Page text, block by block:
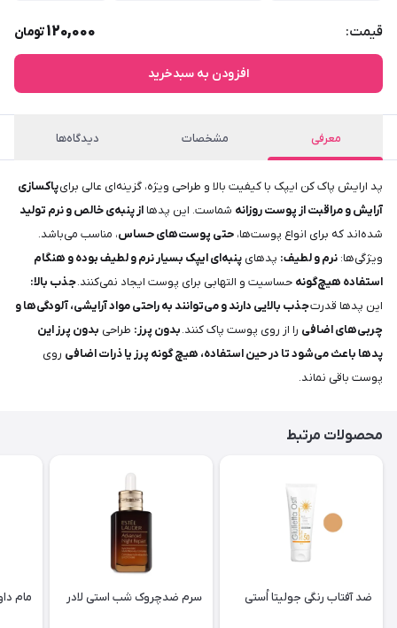
قیمت: 120,000تومان
افزودن به سبدخرید
معرفی مشخصات دیدگاه‌ها
پد ارایش پاک کن ایپک با کیفیت بالا و طراحی ویژه، گزینه‌ای عالی برایپاکسازی
آرایش و مراقبت از پوست روزانه شماست. این پدها از پنبه‌ی خالص و نرم تولید
شده‌اند که برای انواع پوست‌ها، حتی پوست‌های حساس، مناسب می‌باشد.
ویژگی‌ها: نرم و لطیف: پدهای پنبه‌ای ایپک بسیار نرم و لطیف بوده و هنگام
استفاده هیچ‌گونه حساسیت و التهابی برای پوست ایجاد نمی‌کنند.جذب بالا:
این پدها قدرتجذب بالایی دارند و می‌توانند به راحتی مواد آرایشی، آلودگی‌ها و
چربی‌های اضافی را از روی پوست پاک کنند.بدون پرز: طراحی بدون پرز این
پدها باعث می‌شود تا در حین استفاده، هیچ گونه پرز یا ذرات اضافی روی
پوست باقی نماند.
محصولات مرتبط
ضد آفتاب رنگی جولیتا اُستی سرم ضدچروک شب استی لادر مام